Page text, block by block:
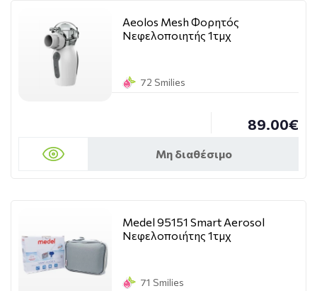
Aeolos Mesh Φορητός
Νεφελοποιητής 1τμχ
72 Smilies
89.00€
Μη διαθέσιμο
Medel 95151 Smart Aerosol
Νεφελοποιήτης 1τμχ
71 Smilies